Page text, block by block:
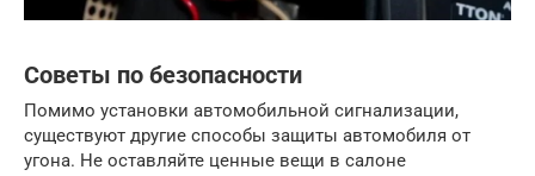
Советы по безопасности
Помимо установки автомобильной сигнализации,
существуют другие способы защиты автомобиля от
угона. Не оставляйте ценные вещи в салоне